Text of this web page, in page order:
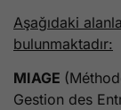
Aşağıdaki
bulunmaktadır:
MIAGE
Gestion des